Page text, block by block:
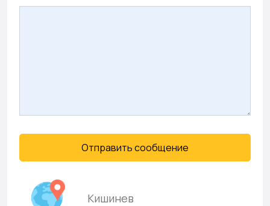
Отправить сообщение
Кишинев